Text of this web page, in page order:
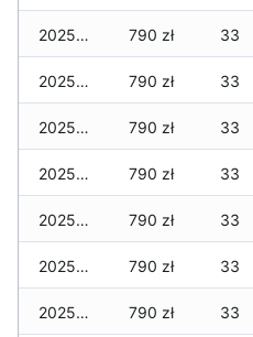
2025-11-25 790 zł 33
2025-11-24 790 zł 33
2025-11-23 790 zł 33
2025-11-22 790 zł 33
2025-11-21 790 zł 33
2025-11-20 790 zł 33
2025-11-19 790 zł 33